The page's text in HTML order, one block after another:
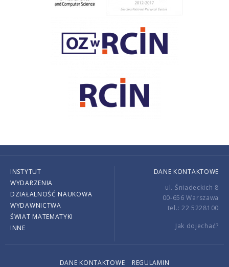
INSTYTUT
WYDARZENIA
DZIAŁALNOŚĆ NAUKOWA
WYDAWNICTWA
ŚWIAT MATEMATYKI
INNE
DANE KONTAKTOWE
ul. Śniadeckich 8
00-656 Warszawa
tel.: 22 5228100
Jak dojechać?
DANE KONTAKTOWE REGULAMIN